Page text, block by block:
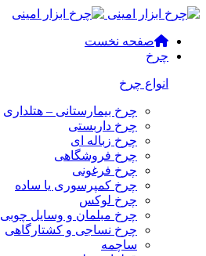
صفحه نخست
چرخ
انواع چرخ
چرخ بیمارستانی – هتلداری
چرخ داربستی
چرخ زباله ای
چرخ فروشگاهی
چرخ فرغونی
چرخ کمپرسوری یا ساده
چرخ لوکس
چرخ مبلمان و وسایل چوبی
چرخ نساجی و کشتارگاهی
ساچمه